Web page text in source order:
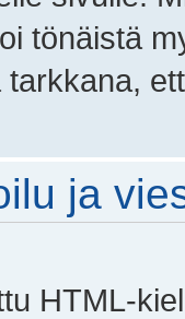
tönäistä
ja
HTML-